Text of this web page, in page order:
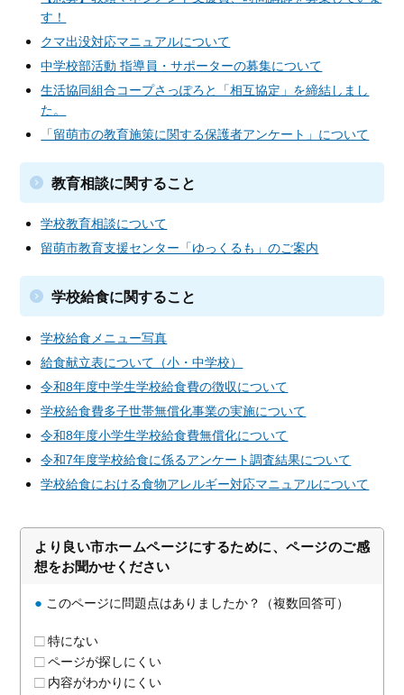
す！
クマ出没対応マニュアルについて
中学校部活動 指導員・サポーターの募集について
生活協同組合コープさっぽろと「相互協定」を締結しまし
た。
「留萌市の教育施策に関する保護者アンケート」について
教育相談に関すること
学校教育相談について
留萌市教育支援センター「ゆっくるも」のご案内
学校給食に関すること
学校給食メニュー写真
給食献立表について（小・中学校）
令和8年度中学生学校給食費の徴収について
学校給食費多子世帯無償化事業の実施について
令和8年度小学生学校給食費無償化について
令和7年度学校給食に係るアンケート調査結果について
学校給食における食物アレルギー対応マニュアルについて
より良い市ホームページにするために、ページのご感
想をお聞かせください
● このページに問題点はありましたか？（複数回答可）
特にない
ページが探しにくい
内容がわかりにくい